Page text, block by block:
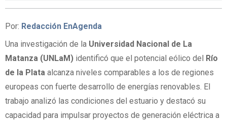
Por: Redacción EnAgenda
Una investigación de la Universidad Nacional de La
Matanza (UNLaM) identificó que el potencial eólico del
Río
de la Plata alcanza niveles comparables a los de regiones
europeas con fuerte desarrollo de energías renovables. El
trabajo analizó las condiciones del estuario y destacó su
capacidad para impulsar proyectos de generación eléctrica a